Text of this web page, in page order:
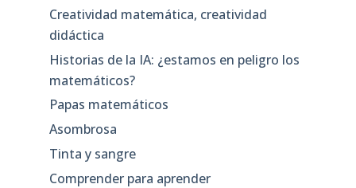
Creatividad matemática, creatividad
didáctica
Historias de la IA: ¿estamos en peligro los
matemáticos?
Papas matemáticos
Asombrosa
Tinta y sangre
Comprender para aprender